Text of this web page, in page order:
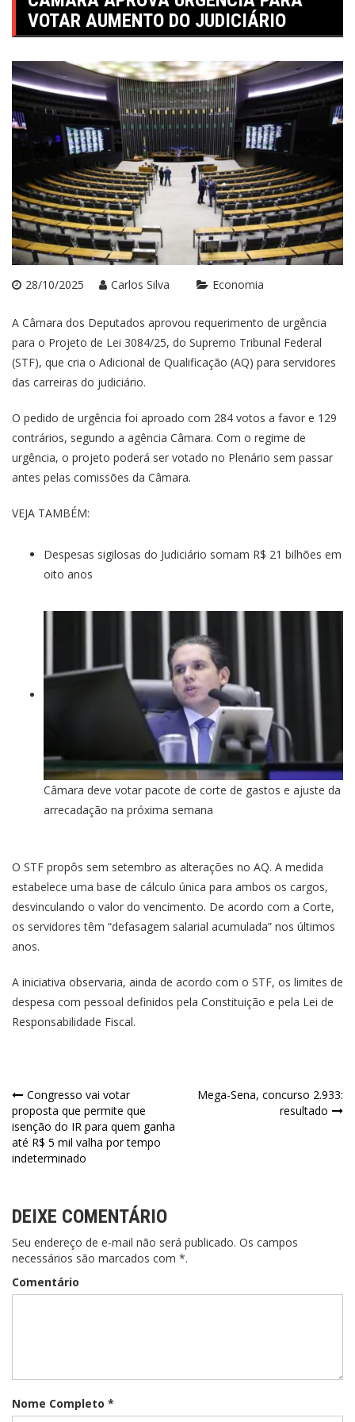
VOTAR AUMENTO DO JUDICIÁRIO
28/10/2025 Carlos Silva Economia
A Câmara dos Deputados aprovou requerimento de urgência
para o Projeto de Lei 3084/25, do Supremo Tribunal Federal
(STF), que cria o Adicional de Qualificação (AQ) para servidores
das carreiras do judiciário.
O pedido de urgência foi aproado com 284 votos a favor e 129
contrários, segundo a agência Câmara. Com o regime de
urgência, o projeto poderá ser votado no Plenário sem passar
antes pelas comissões da Câmara.
VEJA TAMBÉM:
Despesas sigilosas do Judiciário somam R$ 21 bilhões em
oito anos
Câmara deve votar pacote de corte de gastos e ajuste da
arrecadação na próxima semana
O STF propôs sem setembro as alterações no AQ. A medida
estabelece uma base de cálculo única para ambos os cargos,
desvinculando o valor do vencimento. De acordo com a Corte,
os servidores têm “defasagem salarial acumulada” nos últimos
anos.
A iniciativa observaria, ainda de acordo com o STF, os limites de
despesa com pessoal definidos pela Constituição e pela Lei de
Responsabilidade Fiscal.
Navegação
de
Post
Congresso vai votar
proposta que permite que
isenção do IR para quem ganha
até R$ 5 mil valha por tempo
indeterminado
Mega-Sena, concurso 2.933:
resultado
DEIXE COMENTÁRIO
Seu endereço de e-mail não será publicado. Os campos
necessários são marcados com *.
Comentário
Nome Completo *